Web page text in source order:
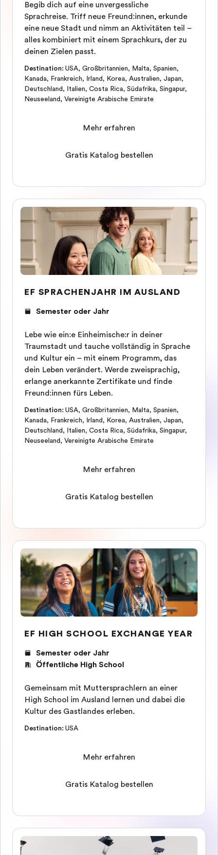
Begib dich auf eine unvergessliche
Sprachreise. Triff neue Freund:innen, erkunde
eine neue Stadt und nimm an Aktivitäten teil –
alles kombiniert mit einem Sprachkurs, der zu
deinen Zielen passt.
Destination: USA, Großbritannien, Malta, Spanien,
Kanada, Frankreich, Irland, Korea, Australien, Japan,
Deutschland, Italien, Costa Rica, Südafrika, Singapur,
Neuseeland, Vereinigte Arabische Emirate
Mehr erfahren
Gratis Katalog bestellen
EF SPRACHENJAHR IM AUSLAND
Semester oder Jahr
Lebe wie ein:e Einheimische:r in deiner
Traumstadt und tauche vollständig in Sprache
und Kultur ein – mit einem Programm, das
dein Leben verändert. Werde zweisprachig,
erlange anerkannte Zertifikate und finde
Freund:innen fürs Leben.
Destination: USA, Großbritannien, Malta, Spanien,
Kanada, Frankreich, Irland, Korea, Australien, Japan,
Deutschland, Italien, Costa Rica, Südafrika, Singapur,
Neuseeland, Vereinigte Arabische Emirate
Mehr erfahren
Gratis Katalog bestellen
EF HIGH SCHOOL EXCHANGE YEAR
Semester oder Jahr
Öffentliche High School
Gemeinsam mit Muttersprachlern an einer
High School im Ausland lernen und dabei die
Kultur des Gastlandes erleben.
Destination: USA
Mehr erfahren
Gratis Katalog bestellen